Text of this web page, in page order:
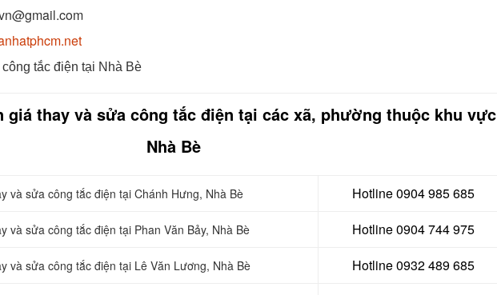
tắc điện tại Nhà Bè
giá thay và sửa công tắc điện tại các xã, phường thuộc khu vực
Nhà Bè
và sửa công tắc điện tại Chánh Hưng, Nhà Bè Hotline 0904 985 685
và sửa công tắc điện tại Phan Văn Bảy, Nhà Bè Hotline 0904 744 975
và sửa công tắc điện tại Lê Văn Lương, Nhà Bè Hotline 0932 489 685